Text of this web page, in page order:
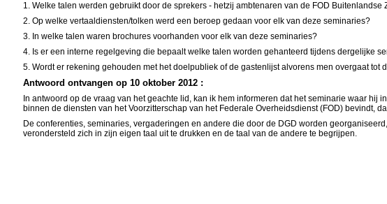
1. Welke talen werden gebruikt door de sprekers - hetzij ambtenaren van de FOD
2. Op welke vertaaldiensten/tolken werd een beroep gedaan voor elk van deze seminaries?
3. In welke talen waren brochures voorhanden voor elk van deze seminaries?
4. Is er een interne regelgeving die bepaalt welke talen worden gehanteerd tijdens dergelijke
5. Wordt er rekening gehouden met het doelpubliek of de gastenlijst alvorens men overgaat
Antwoord ontvangen op 10 oktober 2012 :
In antwoord op de vraag van het geachte lid, kan ik hem informeren dat het seminarie waar
binnen de diensten van het Voorzitterschap van het Federale Overheidsdienst (FOD) bevindt,
De conferenties, seminaries, vergaderingen en andere die door de DGD worden
verondersteld zich in zijn eigen taal uit te drukken en de taal van de andere te begrijpen.